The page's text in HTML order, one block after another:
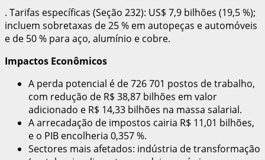
. Tarifas específicas (Seção 232): US$ 7,9 bilhões (19,5 %);
incluem sobretaxas de 25 % em autopeças e automóveis
e de 50 % para aço, alumínio e cobre.
Impactos Econômicos
A perda potencial é de 726 701 postos de trabalho,
com redução de R$ 38,87 bilhões em valor
adicionado e R$ 14,33 bilhões na massa salarial.
A arrecadação de impostos cairia R$ 11,01 bilhões,
e o PIB encolheria 0,357 %.
Sectores mais afetados: indústria de transformação